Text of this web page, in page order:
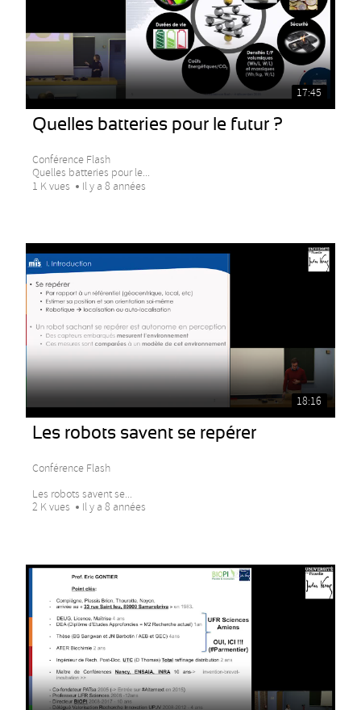
17:45
Quelles batteries pour le futur ?
Conférence Flash
Quelles batteries pour le...
1 K vues
Il y a 8 années
18:16
Les robots savent se repérer
Conférence Flash
Les robots savent se...
2 K vues
Il y a 8 années